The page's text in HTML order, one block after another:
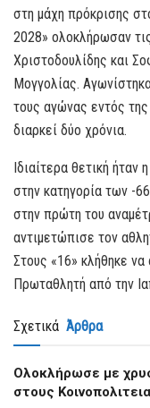
στη μάχη πρόκρισης
2028» ολοκλήρωσαν
Χριστοδουλίδης και
Μογγολίας.
τους αγώνας εντός
διαρκεί δύο χρόνια.
Ιδιαίτερα θετική
στην κατηγορία των -
στην πρώτη του
αντιμετώπισε τον
Στους «16» κλήθηκε να
Πρωταθλητή από την
Σχετικά Άρθρα
Oλοκλήρωσε με
στους